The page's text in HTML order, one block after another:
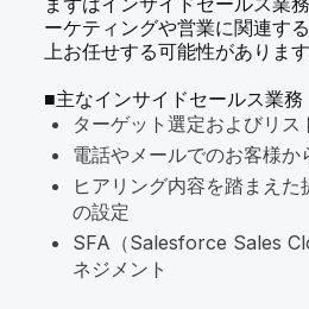
ーケティングや営業に関連す
上お任せする可能性があります
■主なインサイドセールス業務
ターゲット選定およびリス
電話やメールでのお客様か
ヒアリング内容を踏まえた
の設定
SFA（Salesforce Sales
ネジメント